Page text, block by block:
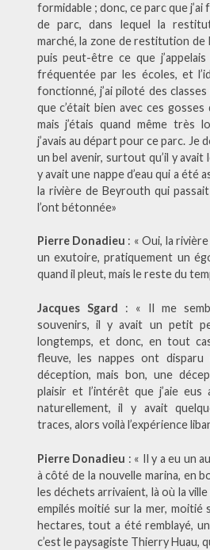
formidable ; donc, ce parc que j’ai
de parc, dans lequel la
marché, la zone de restitution de
puis peut-être ce que
fréquentée par les écoles, et
fonctionné, j’ai piloté des
que c’était bien avec ces
mais j’étais quand même très
j’avais au départ pour ce parc. Je
un bel avenir, surtout qu’il y avait
y avait une nappe d’eau qui a été
la rivière de Beyrouth qui
l’ont bétonnée»
Pierre Donadieu : « Oui, la
un exutoire, pratiquement un
quand il pleut, mais le reste du
Jacques Sgard : « Il me
souvenirs, il y avait un petit
longtemps, et donc, en tout
fleuve, les nappes ont disparu
déception, mais bon, une
plaisir et l’intérêt que j’aie eus
naturellement, il y avait
traces, alors voilà l’expérience
Pierre Donadieu : « Il y a eu un
à côté de la nouvelle marina, en
les déchets arrivaient, là où la
empilés moitié sur la mer, moitié
hectares, tout a été remblayé,
c’est le paysagiste Thierry Huau,